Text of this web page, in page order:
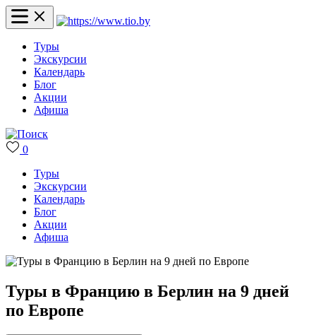
Туры
Экскурсии
Календарь
Блог
Акции
Афиша
0
Туры
Экскурсии
Календарь
Блог
Акции
Афиша
Туры в Францию в Берлин на 9 дней
по Европе